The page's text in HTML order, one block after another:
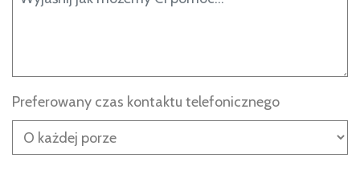
Preferowany czas kontaktu telefonicznego